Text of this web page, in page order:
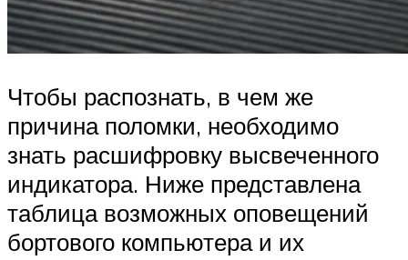
Чтобы распознать, в чем же
причина поломки, необходимо
знать расшифровку высвеченного
индикатора. Ниже представлена
таблица возможных оповещений
бортового компьютера и их